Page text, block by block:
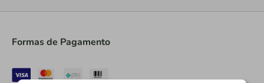
Formas de Pagamento